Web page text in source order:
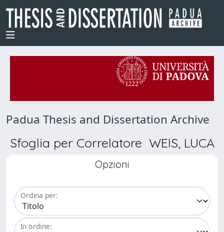
Padua Thesis and Dissertation Archive
Sfoglia per Correlatore WEIS, LUCA
Opzioni
Ordina per:
In ordine: